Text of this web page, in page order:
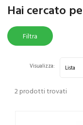
Home Marche
Hai cercato
Filtra
2 prodotti trovati
Visualizza: